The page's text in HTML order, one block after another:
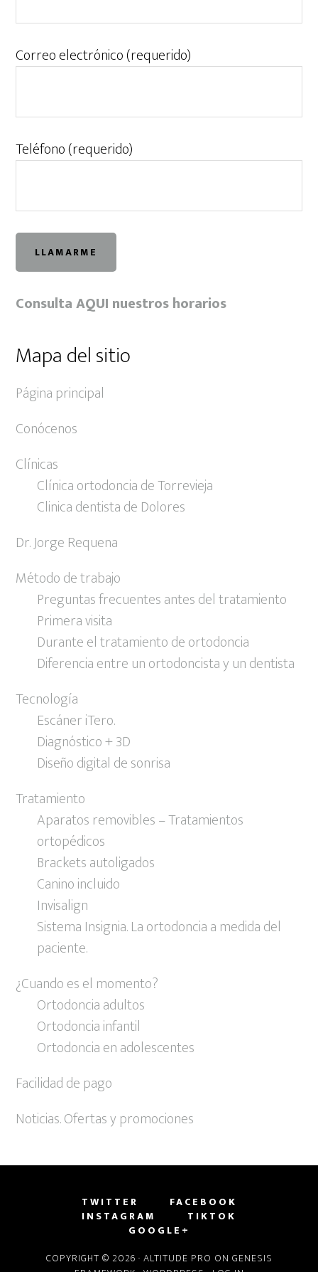
Correo electrónico (requerido)
Teléfono (requerido)
Consulta AQUI nuestros horarios
Mapa del sitio
Página principal
Conócenos
Clínicas
Clínica ortodoncia de Torrevieja
Clinica dentista de Dolores
Dr. Jorge Requena
Método de trabajo
Preguntas frecuentes antes del tratamiento
Primera visita
Durante el tratamiento de ortodoncia
Diferencia entre un ortodoncista y un dentista
Tecnología
Escáner iTero.
Diagnóstico + 3D
Diseño digital de sonrisa
Tratamiento
Aparatos removibles – Tratamientos
ortopédicos
Brackets autoligados
Canino incluido
Invisalign
Sistema Insignia. La ortodoncia a medida del
paciente.
¿Cuando es el momento?
Ortodoncia adultos
Ortodoncia infantil
Ortodoncia en adolescentes
Facilidad de pago
Noticias. Ofertas y promociones
TWITTER
FACEBOOK
INSTAGRAM
TIKTOK
GOOGLE+
COPYRIGHT © 2026 · ALTITUDE PRO ON GENESIS